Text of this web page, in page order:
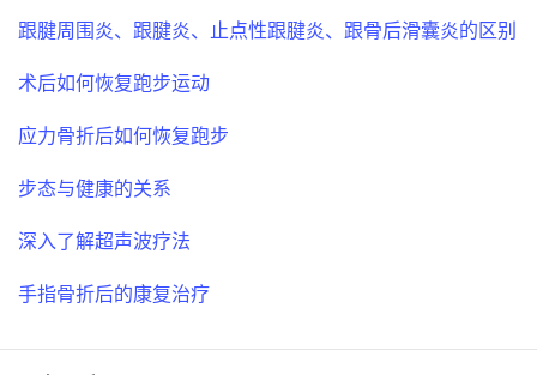
跟腱周围炎、跟腱炎、止点性跟腱炎、跟骨后滑囊炎的区别
术后如何恢复跑步运动
应力骨折后如何恢复跑步
步态与健康的关系
深入了解超声波疗法
手指骨折后的康复治疗